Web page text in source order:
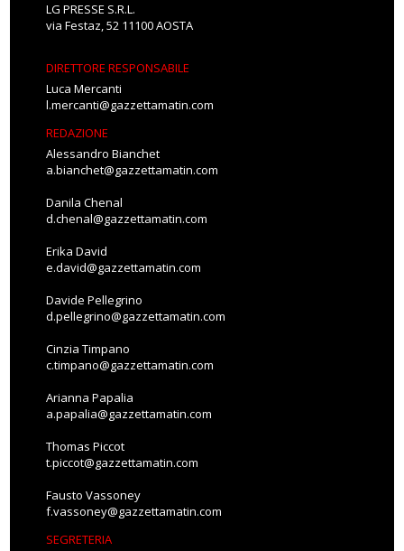
LG PRESSE S.R.L.
via Festaz, 52 11100 AOSTA
DIRETTORE RESPONSABILE
Luca Mercanti
l.mercanti@gazzettamatin.com
REDAZIONE
Alessandro Bianchet
a.bianchet@gazzettamatin.com
Danila Chenal
d.chenal@gazzettamatin.com
Erika David
e.david@gazzettamatin.com
Davide Pellegrino
d.pellegrino@gazzettamatin.com
Cinzia Timpano
c.timpano@gazzettamatin.com
Arianna Papalia
a.papalia@gazzettamatin.com
Thomas Piccot
t.piccot@gazzettamatin.com
Fausto Vassoney
f.vassoney@gazzettamatin.com
SEGRETERIA